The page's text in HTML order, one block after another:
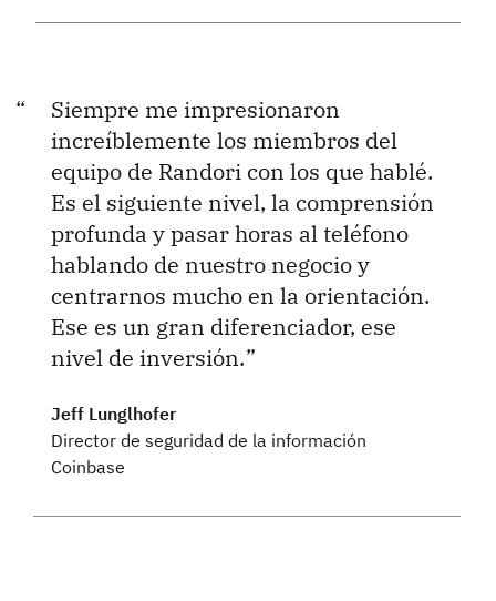
Siempre me impresionaron
increíblemente los miembros del
equipo de Randori con los que hablé.
Es el siguiente nivel, la comprensión
profunda y pasar horas al teléfono
hablando de nuestro negocio y
centrarnos mucho en la orientación.
Ese es un gran diferenciador, ese
nivel de inversión.
Jeff Lunglhofer
Director de seguridad de la información
Coinbase